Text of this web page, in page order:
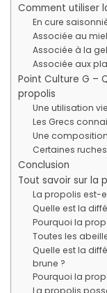
Comment utiliser
En cure
Associée au miel
Associée à la
Associée aux
Point Culture G –
propolis
Une utilisation
Les Grecs
Une
Certaines
Conclusion
Tout savoir sur la
La propolis est-
Quelle est la
Pourquoi la
Toutes les
Quelle est la
brune ?
Pourquoi la
La propolis